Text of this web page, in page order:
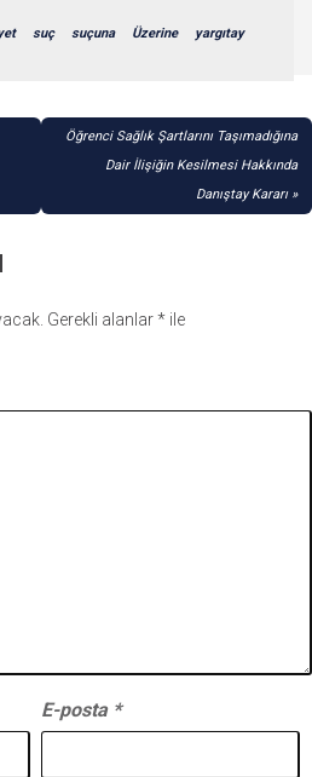
suç suçuna Üzerine yargıtay
Öğrenci Sağlık Şartlarını Taşımadığına
Dair İlişiğin Kesilmesi Hakkında
Danıştay Kararı
Gerekli alanlar* ile
E-posta *